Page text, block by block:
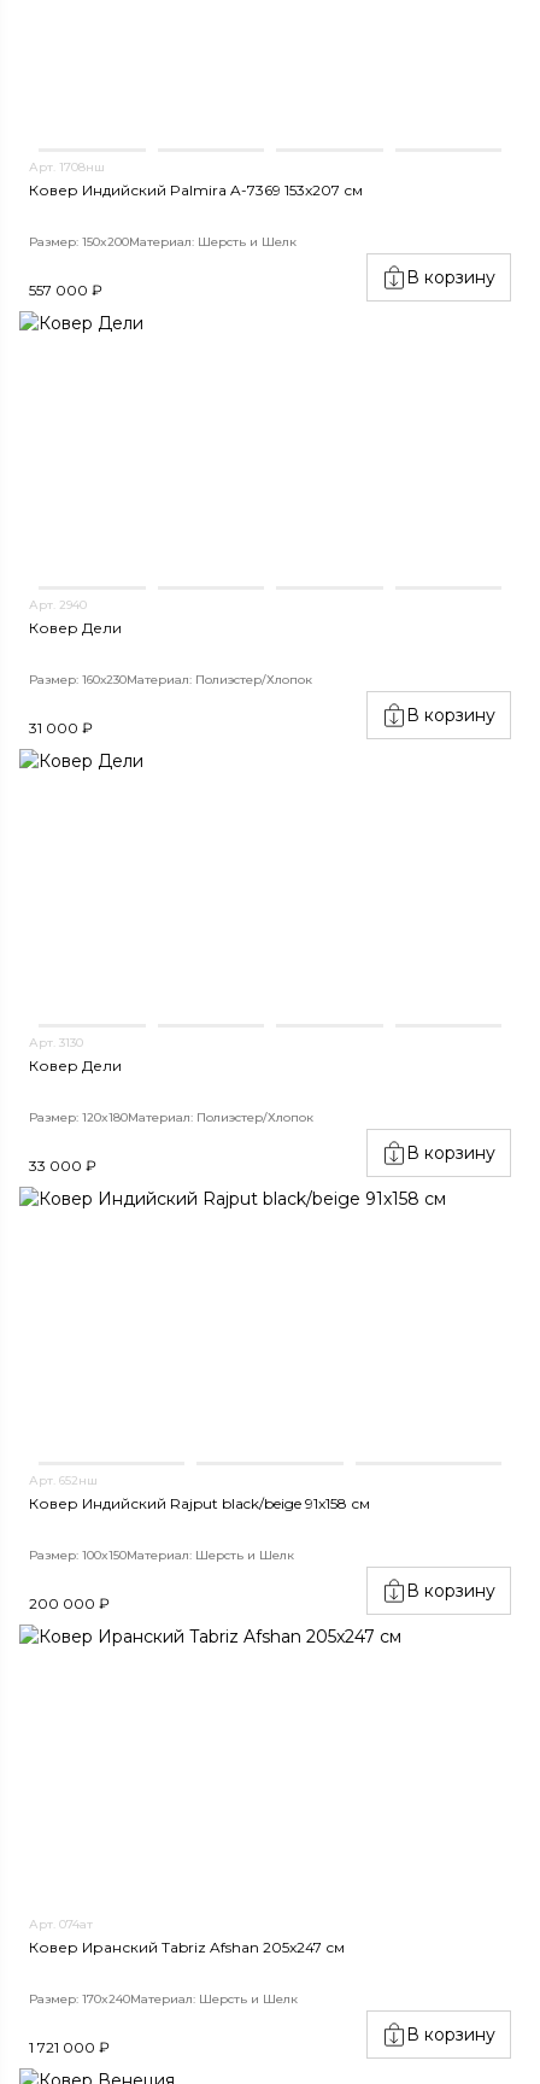
Арт. 1708нш
Ковер Индийский Palmira A-7369 153x207 см
Размер: 150x200Материал: Шерсть и Шелк
557 000 ₽
В корзину
Арт. 2940
Ковер Дели
Размер: 160х230Материал: Полиэстер/Хлопок
31 000 ₽
В корзину
Арт. 3130
Ковер Дели
Размер: 120x180Материал: Полиэстер/Хлопок
33 000 ₽
В корзину
Арт. 652нш
Ковер Индийский Rajput black/beige 91x158 см
Размер: 100x150Материал: Шерсть и Шелк
200 000 ₽
В корзину
Арт. 074ат
Ковер Иранский Tabriz Afshan 205x247 см
Размер: 170x240Материал: Шерсть и Шелк
1 721 000 ₽
В корзину